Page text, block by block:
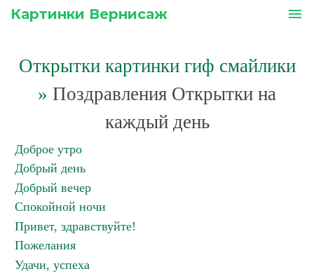
Картинки Вернисаж menu
Открытки картинки гиф смайлики
» Поздравления Открытки на
каждый день
Доброе утро
Добрый день
Добрый вечер
Спокойной ночи
Привет, здравствуйте!
Пожелания
Удачи, успеха